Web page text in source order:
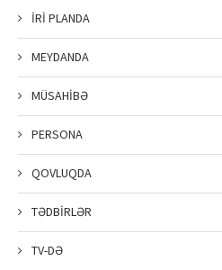
İRİ PLANDA
MEYDANDA
MÜSAHİBƏ
PERSONA
QOVLUQDA
TƏDBİRLƏR
TV-DƏ